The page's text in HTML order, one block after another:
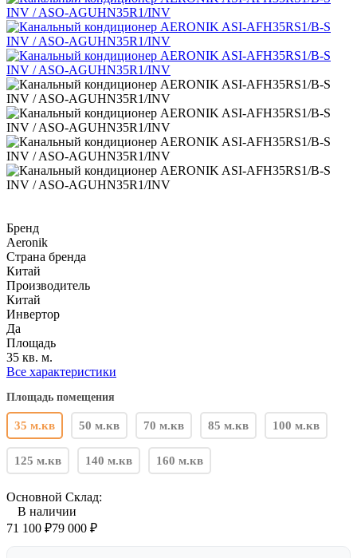
Бренд
Aeronik
Страна бренда
Китай
Производитель
Китай
Инвертор
Да
Площадь
35 кв. м.
Все характеристики
Площадь помещения
35 м.кв 50 м.кв 70 м.кв 85 м.кв 100 м.кв
125 м.кв 140 м.кв 160 м.кв
Основной Склад:
В наличии
71 100 ₽79 000 ₽